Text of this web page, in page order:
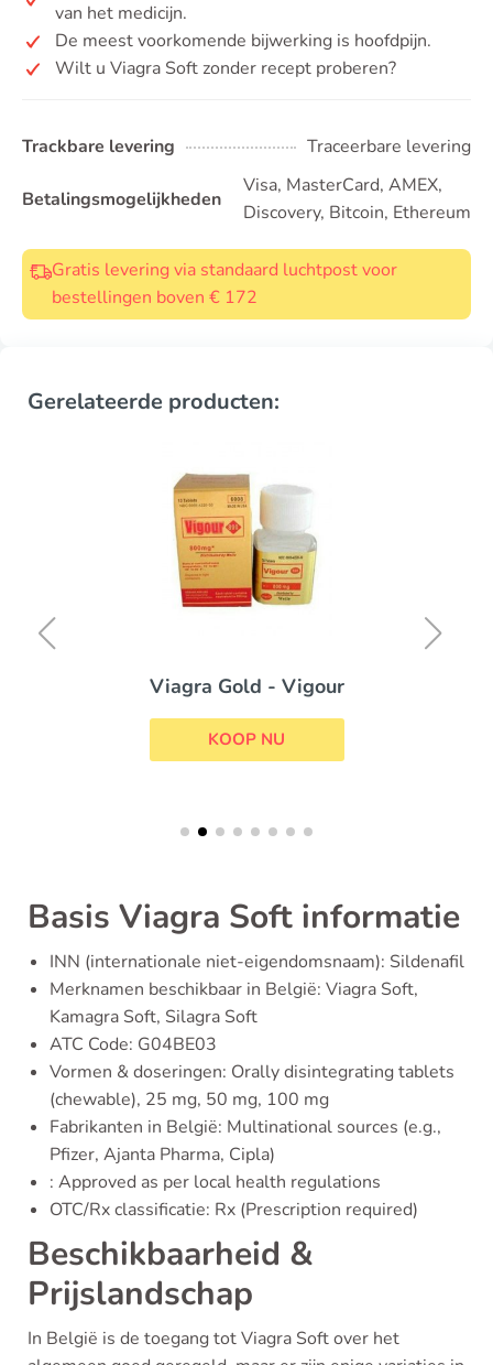
van het medicijn.
De meest voorkomende bijwerking is hoofdpijn.
Wilt u Viagra Soft zonder recept proberen?
Trackbare levering Traceerbare levering
Betalingsmogelijkheden
Visa, MasterCard, AMEX,
Discovery, Bitcoin, Ethereum
Gratis levering via standaard luchtpost voor
bestellingen boven € 172
Gerelateerde producten:
Viagra Gold - Vigour
KOOP NU
Basis Viagra Soft informatie
INN (internationale niet-eigendomsnaam): Sildenafil
Merknamen beschikbaar in België: Viagra Soft,
Kamagra Soft, Silagra Soft
ATC Code: G04BE03
Vormen & doseringen: Orally disintegrating tablets
(chewable), 25 mg, 50 mg, 100 mg
Fabrikanten in België: Multinational sources (e.g.,
Pfizer, Ajanta Pharma, Cipla)
: Approved as per local health regulations
OTC/Rx classificatie: Rx (Prescription required)
Beschikbaarheid &
Prijslandschap
In België is de toegang tot Viagra Soft over het